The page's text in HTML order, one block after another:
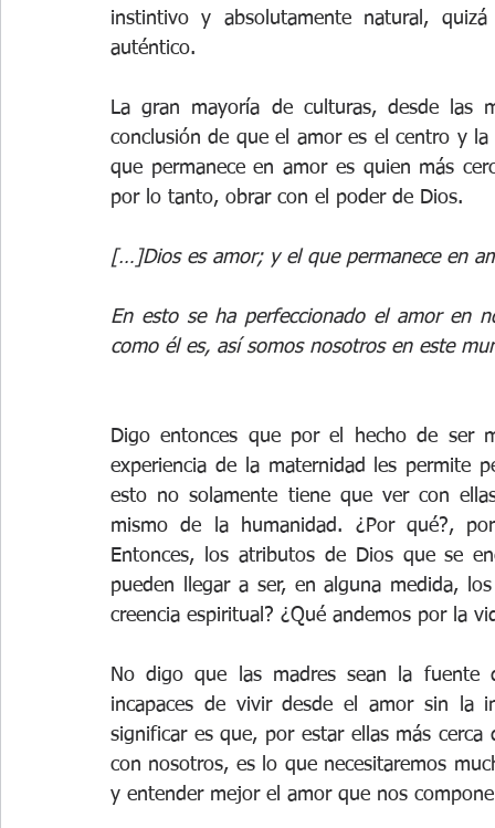
instintivo y absolutamente natural,
auténtico.
La gran mayoría de culturas, desde las
conclusión de que el amor es el centro y
que permanece en amor es quien más
por lo tanto, obrar con el poder de Dios.
[…]Dios es amor; y el que permanece en
En esto se ha perfeccionado el amor en
como él es, así somos nosotros en este
Digo entonces que por el hecho de ser
experiencia de la maternidad les permite
esto no solamente tiene que ver con
mismo de la humanidad. ¿Por qué?,
Entonces, los atributos de Dios que se
pueden llegar a ser, en alguna medida,
creencia espiritual? ¿Qué andemos por la
No digo que las madres sean la
incapaces de vivir desde el amor sin la
significar es que, por estar ellas más
con nosotros, es lo que necesitaremos
y entender mejor el amor que nos